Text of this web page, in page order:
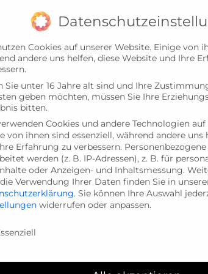
BETREUUNG ELTERN
Cookies auf unserer Website. Einige von
andere uns helfen, diese Website und Ihre
Sie unter 16 Jahre alt sind und Ihre
geben möchten, müssen Sie Ihre
bitten.
Cookies und andere Technologien auf
von ihnen sind essenziell, während andere uns
Erfahrung zu verbessern.
werden (z. B. IP-Adressen), z. B. für
oder Anzeigen- und Inhaltsmessung.
Verwendung Ihrer Daten finden Sie in
. Sie können Ihre Auswahl
widerrufen oder anpassen.